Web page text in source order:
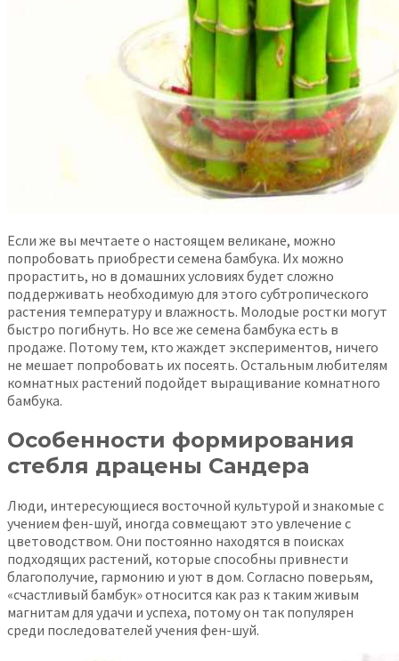
Если же вы мечтаете о настоящем великане, можно
попробовать приобрести семена бамбука. Их можно
прорастить, но в домашних условиях будет сложно
поддерживать необходимую для этого субтропического
растения температуру и влажность. Молодые ростки могут
быстро погибнуть. Но все же семена бамбука есть в
продаже. Потому тем, кто жаждет экспериментов, ничего
не мешает попробовать их посеять. Остальным любителям
комнатных растений подойдет выращивание комнатного
бамбука.
Особенности формирования
стебля драцены Сандера
Люди, интересующиеся восточной культурой и знакомые с
учением фен-шуй, иногда совмещают это увлечение с
цветоводством. Они постоянно находятся в поисках
подходящих растений, которые способны привнести
благополучие, гармонию и уют в дом. Согласно поверьям,
«счастливый бамбук» относится как раз к таким живым
магнитам для удачи и успеха, потому он так популярен
среди последователей учения фен-шуй.